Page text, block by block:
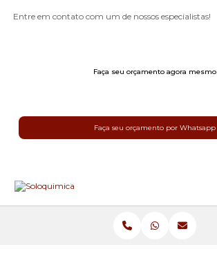
Entre em contato com um de nossos especialistas!
Faça seu orçamento agora mesmo
Faça seu orçamento por Whatsapp